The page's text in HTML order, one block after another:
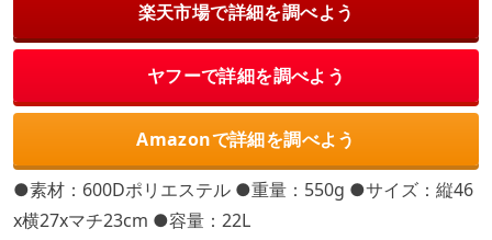
楽天市場で詳細を調べよう
ヤフーで詳細を調べよう
Amazonで詳細を調べよう
●素材：600Dポリエステル ●重量：550g ●サイズ：縦46
x横27xマチ23cm ●容量：22L